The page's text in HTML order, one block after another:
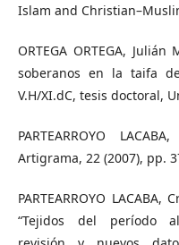
Islam and
ORTEGA ORTEGA,
soberanos en la taifa
V.H/XI.dC, tesis doctoral,
PARTEARROYO
Artigrama, 22 (2007), pp.
PARTEARROYO
“Tejidos del período